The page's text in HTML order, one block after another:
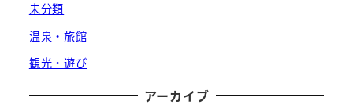
未分類
温泉・旅館
観光・遊び
アーカイブ